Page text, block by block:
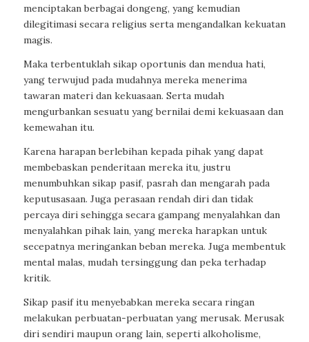
menciptakan berbagai dongeng, yang kemudian
dilegitimasi secara religius serta mengandalkan kekuatan
magis.
Maka terbentuklah sikap oportunis dan mendua hati,
yang terwujud pada mudahnya mereka menerima
tawaran materi dan kekuasaan. Serta mudah
mengurbankan sesuatu yang bernilai demi kekuasaan dan
kemewahan itu.
Karena harapan berlebihan kepada pihak yang dapat
membebaskan penderitaan mereka itu, justru
menumbuhkan sikap pasif, pasrah dan mengarah pada
keputusasaan. Juga perasaan rendah diri dan tidak
percaya diri sehingga secara gampang menyalahkan dan
menyalahkan pihak lain, yang mereka harapkan untuk
secepatnya meringankan beban mereka. Juga membentuk
mental malas, mudah tersinggung dan peka terhadap
kritik.
Sikap pasif itu menyebabkan mereka secara ringan
melakukan perbuatan-perbuatan yang merusak. Merusak
diri sendiri maupun orang lain, seperti alkoholisme,